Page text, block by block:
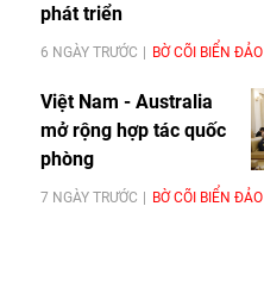
phát triển
6 NGÀY TRƯỚC BỜ CÕI BIỂN ĐẢO
Việt Nam - Australia
mở rộng hợp tác quốc
phòng
7 NGÀY TRƯỚC BỜ CÕI BIỂN ĐẢO